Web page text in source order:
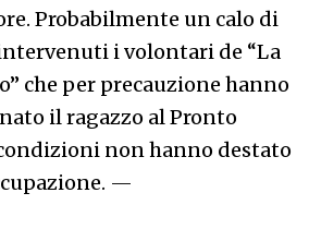
Probabilmente un calo di
i volontari de “La
che per precauzione hanno
il ragazzo al Pronto
non hanno destato
—